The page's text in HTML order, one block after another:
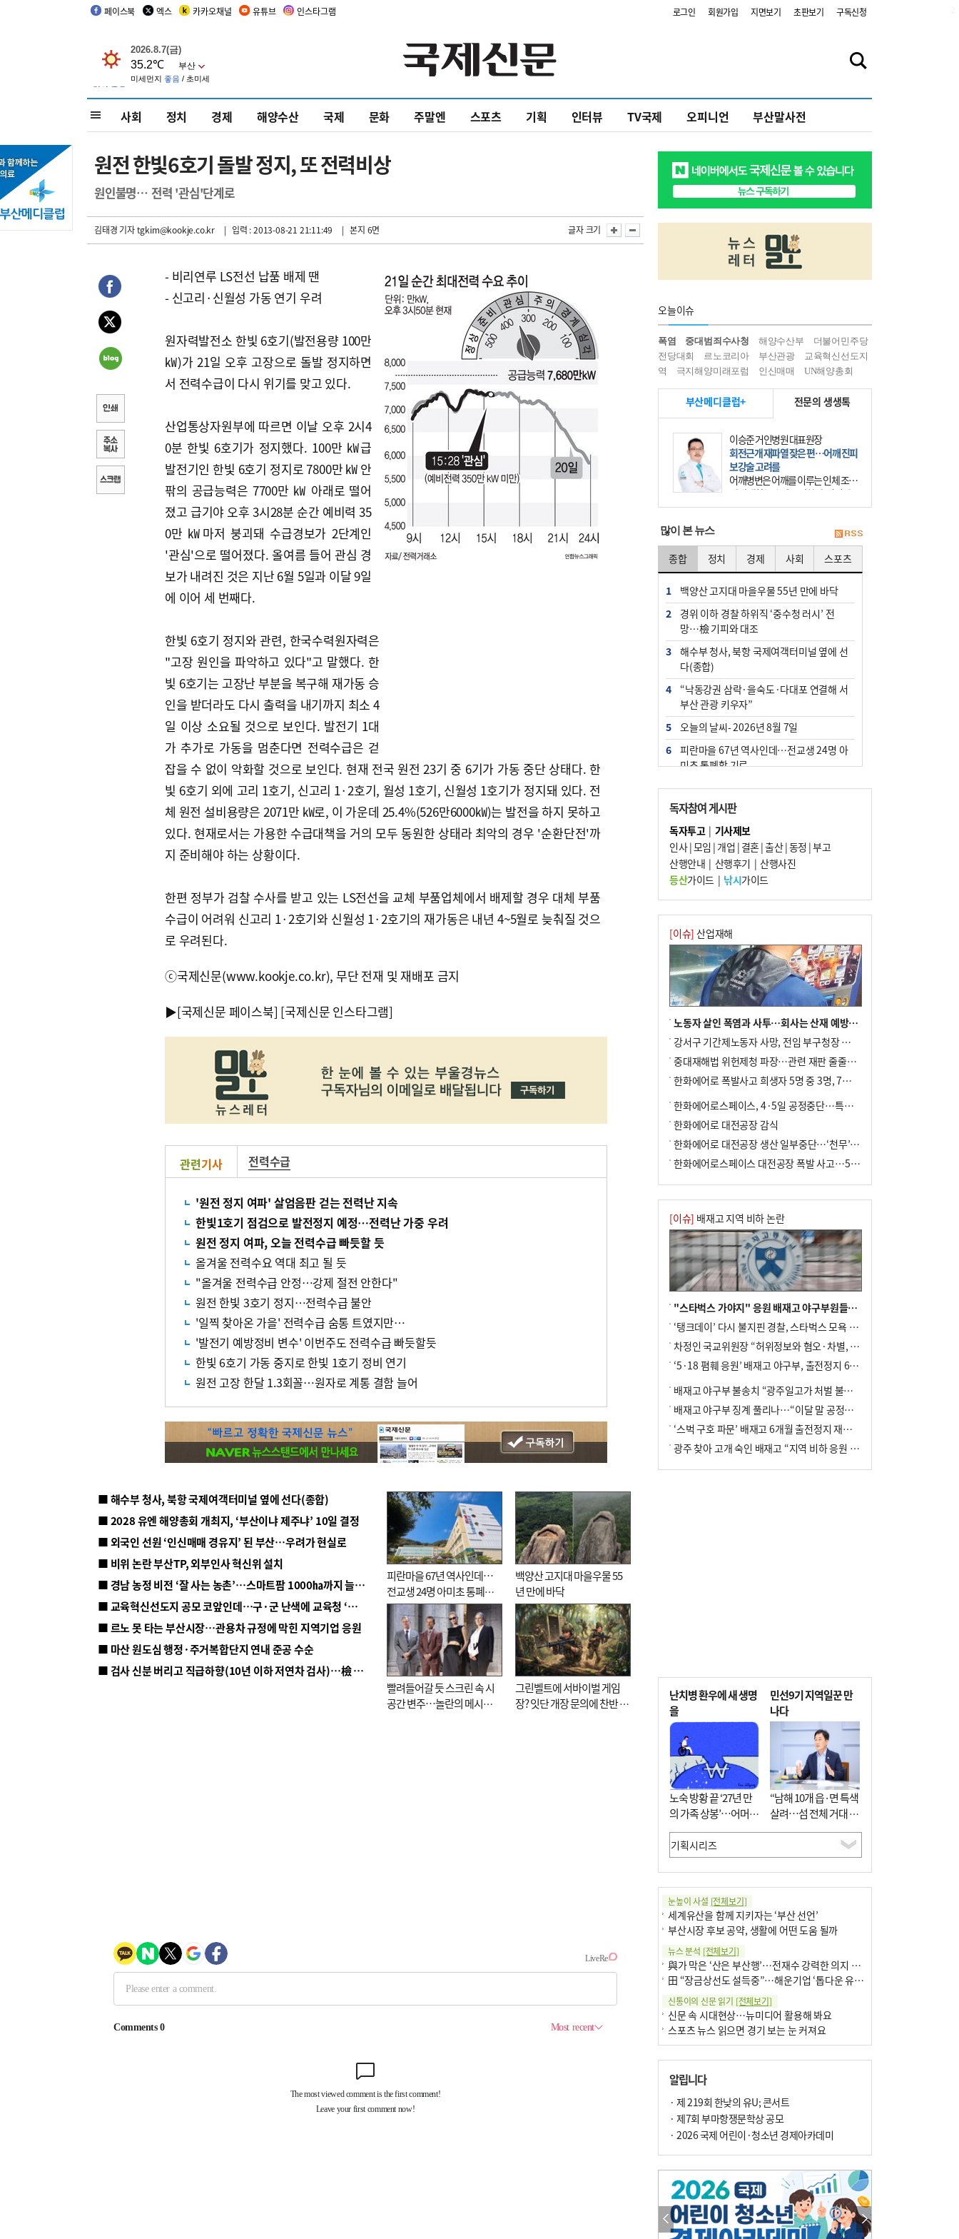
페이스북 엑스 카카오채널 유튜브 인스타그램 로그인 회원가입 지면보기 초판보기 구독신청
사회 정치 경제 해양수산 국제 문화 주말엔 스포츠 기획 인터뷰 TV국제 오피니언 부산말사전
원전 한빛6호기 돌발 정지, 또 전력비상
원인불명… 전력 '관심'단계로
김태경 기자tgkim@kookje.co.kr | 입력 : 2013-08-21 21:11:49 | 본지 6면 글자 크기
- 비리연루 LS전선 납품 배제 땐
- 신고리·신월성 가동 연기 우려
원자력발전소 한빛 6호기(발전용량 100만
㎾)가 21일 오후 고장으로 돌발 정지하면
서 전력수급이 다시 위기를 맞고 있다.
산업통상자원부에 따르면 이날 오후 2시4
0분 한빛 6호기가 정지했다. 100만 ㎾급
발전기인 한빛 6호기 정지로 7800만 ㎾ 안
팎의 공급능력은 7700만 ㎾ 아래로 떨어
졌고 급기야 오후 3시28분 순간 예비력 35
0만 ㎾마저 붕괴돼 수급경보가 2단계인
'관심'으로 떨어졌다. 올여름 들어 관심 경
보가 내려진 것은 지난 6월 5일과 이달 9일
에 이어 세 번째다.
한빛 6호기 정지와 관련, 한국수력원자력은
"고장 원인을 파악하고 있다"고 말했다. 한
빛 6호기는 고장난 부분을 복구해 재가동 승
인을 받더라도 다시 출력을 내기까지 최소 4
일 이상 소요될 것으로 보인다. 발전기 1대
가 추가로 가동을 멈춘다면 전력수급은 걷
잡을 수 없이 악화할 것으로 보인다. 현재 전국 원전 23기 중 6기가 가동 중단 상태다. 한
빛 6호기 외에 고리 1호기, 신고리 1·2호기, 월성 1호기, 신월성 1호기가 정지돼 있다. 전
체 원전 설비용량은 2071만 ㎾로, 이 가운데 25.4%(526만6000㎾)는 발전을 하지 못하고
있다. 현재로서는 가용한 수급대책을 거의 모두 동원한 상태라 최악의 경우 '순환단전'까
지 준비해야 하는 상황이다.
한편 정부가 검찰 수사를 받고 있는 LS전선을 교체 부품업체에서 배제할 경우 대체 부품
수급이 어려워 신고리 1·2호기와 신월성 1·2호기의 재가동은 내년 4~5월로 늦춰질 것으
로 우려된다.
ⓒ국제신문(www.kookje.co.kr), 무단 전재 및 재배포 금지
▶[국제신문 페이스북] [국제신문 인스타그램]
관련기사 전력수급
'원전 정지 여파' 살엄음판 걷는 전력난 지속
한빛1호기 점검으로 발전정지 예정…전력난 가중 우려
원전 정지 여파, 오늘 전력수급 빠듯할 듯
올겨울 전력수요 역대 최고 될 듯
"올겨울 전력수급 안정…강제 절전 안한다"
원전 한빛 3호기 정지…전력수급 불안
'일찍 찾아온 가을' 전력수급 숨통 트였지만…
'발전기 예방정비 변수' 이번주도 전력수급 빠듯할듯
한빛 6호기 가동 중지로 한빛 1호기 정비 연기
원전 고장 한달 1.3회꼴…원자로 계통 결함 늘어
■ 해수부 청사, 북항 국제여객터미널 옆에 선다(종합)
■ 2028 유엔 해양총회 개최지, ‘부산이냐 제주냐’ 10일 결정
■ 외국인 선원 ‘인신매매 경유지’ 된 부산…우려가 현실로
■ 비위 논란 부산TP, 외부인사 혁신위 설치
■ 경남 농정 비전 ‘잘 사는 농촌’…스마트팜 1000㏊까지 늘린다
■ 교육혁신선도지 공모 코앞인데…구·군 난색에 교육청 ‘쩔쩔’
■ 르노 못 타는 부산시장…관용차 규정에 막힌 지역기업 응원
■ 마산 원도심 행정·주거복합단지 연내 준공 수순
■ 검사 신분 버리고 직급하향(10년 이하 저연차 검사)…檢 중수청행 기피
피란마을 67년 역사인데…
전교생 24명 아미초 통폐합
기로
백양산 고지대 마을우물 55
년 만에 바닥
빨려들어갈 듯 스크린 속 시
공간 변주…놀란의 메시지
그린벨트에 서바이벌 게임
장? 잇단 개장 문의에 찬반 논
오늘이슈
폭염 중대범죄수사청 해양수산부
더불어민주당
전당대회
르노코리아 부산관광
교육혁신선도지
역
극지해양미래포럼 인신매매 UN해양총회
부산메디클럽+ 전문의 생생톡
이승준 거인병원 대표원장
회전근개 재파열 잦은 편…어깨 진피
보강술 고려를
어깨병변은 어깨를 이루는 인체 조직
에 발생하는 손상을 말한다. 여기에
는 오십견과 회전근개 증후군, 어깨
많이 본 뉴스
종합 정치 경제 사회 스포츠
1
백양산 고지대 마을우물 55년 만에 바닥
2
경위 이하 경찰 하위직 ‘중수청 러시’ 전
망…檢 기피와 대조
3
해수부 청사, 북항 국제여객터미널 옆에 선
다(종합)
4
“낙동강권 삼락·을숙도·다대포 연결해 서
부산 관광 키우자”
5
오늘의 날씨- 2026년 8월 7일
6
피란마을 67년 역사인데…전교생 24명 아
미초 통폐합 기로
7
[사설] 해수부 신청사 북항으로 확정, 해양
수도 도약의 전환점
8
부울경 주말부터 비소식…‘극한 폭염’ 한풀
꺾일 듯
9
외국인 선원 ‘인신매매 경유지’ 된 부산…
우려가 현실로
10 르노 못 타는 부산시장…관용차 규정에 막
힌 지역기업 응원
독자참여 게시판
독자투고| 기사제보
인사|모임 | 개업 | 결혼|출산|동정 |부고
산행안내 | 산행후기 | 산행사진
등산가이드| 낚시가이드
[이슈] 산업재해
노동자 살인 폭염과 사투…회사는 산재 예방·전기료 절감 전력
강서구 기간제노동자 사망, 전임 부구청장 檢 송치
중대재해법 위헌제청 파장…관련 재판 줄줄이 브레이크
한화에어로 폭발사고 희생자 5명 중 3명, 7일 영면
한화에어로스페이스, 4·5일 공정중단…특별 안전점검
한화에어로 대전공장 감식
한화에어로 대전공장 생산 일부중단…‘천무’ 수출 비상
한화에어로스페이스 대전공장 폭발 사고…5명 사망·2명 부상(종합)
[이슈] 배재고 지역 비하 논란
"스타벅스 가야지" 응원 배재고 야구부원들, 학교서 징계 처분
‘탱크데이’ 다시 불지핀 경찰, 스타벅스 모욕 혐의 압수수색
차정인 국교위원장 “허위정보와 혐오·차별, 학교 교실까지 유입"
‘5·18 폄훼 응원’ 배재고 야구부, 출전정지 6개월→1개월 감경
배재고 야구부 불송치 “광주일고가 처벌 불원 의사 표해”
배재고 야구부 징계 풀리나…“이달 말 공정위서 재심의”
‘스벅 구호 파문’ 배재고 6개월 출전정지 재심 신청키로
광주 찾아 고개 숙인 배재고 “지역 비하 응원 잘못”(종합)
난치병 환우에 새 생명
을
노숙 방황 끝 ‘27년 만
의 가족 상봉’…어머니
와 행복 꿈꿔
민선9기 지역일꾼 만
나다
“남해 10개 읍·면 특색
살려…섬 전체 거대 정
원으로 조성”
눈높이 사설 [전체보기]
세계유산을 함께 지키자는 ‘부산 선언’
부산시장 후보 공약, 생활에 어떤 도움 될까
뉴스 분석 [전체보기]
與가 막은 ‘산은 부산행’…전재수 강력한 의지 표명 없인 공염불
田 “장금상선도 설득중”…해운기업 ‘톱다운 유치전’ 가속
신통이의 신문 읽기 [전체보기]
신문 속 시대현상…뉴미디어 활용해 봐요
스포츠 뉴스 읽으면 경기 보는 눈 커져요
구·군 승진 축하화분 관행 없애자니 소상공인 울상
팩트체크[전체보기]
의령 한우산 털중나리
한 손 뉴스[전체보기]
시민이 개발한 폭염 대응 앱 ‘그늘로’ 길안내 지도 등 인기
골목 맛집 발굴 고메 셀렉션…부산시, 페스티벌 시월 연계
알립니다
· 제 219회 한낮의 유U; 콘서트
· 제7회 부마항쟁문학상 공모
· 2026 국제 어린이·청소년 경제아카데미